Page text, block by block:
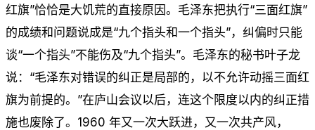
红旗”恰恰是大饥荒的直接原因。毛泽东把执行“三面红旗”
的成绩和问题说成是“九个指头和一个指头”，纠偏时只能
谈“一个指头”不能伤及“九个指头”。毛泽东的秘书叶子龙
说：“毛泽东对错误的纠正是局部的，以不允许动摇三面红
旗为前提的。”在庐山会议以后，连这个限度以内的纠正措
施也废除了。1960 年又一次大跃进，又一次共产风，